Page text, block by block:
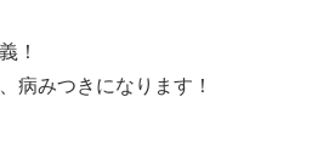
！
病みつきになります！